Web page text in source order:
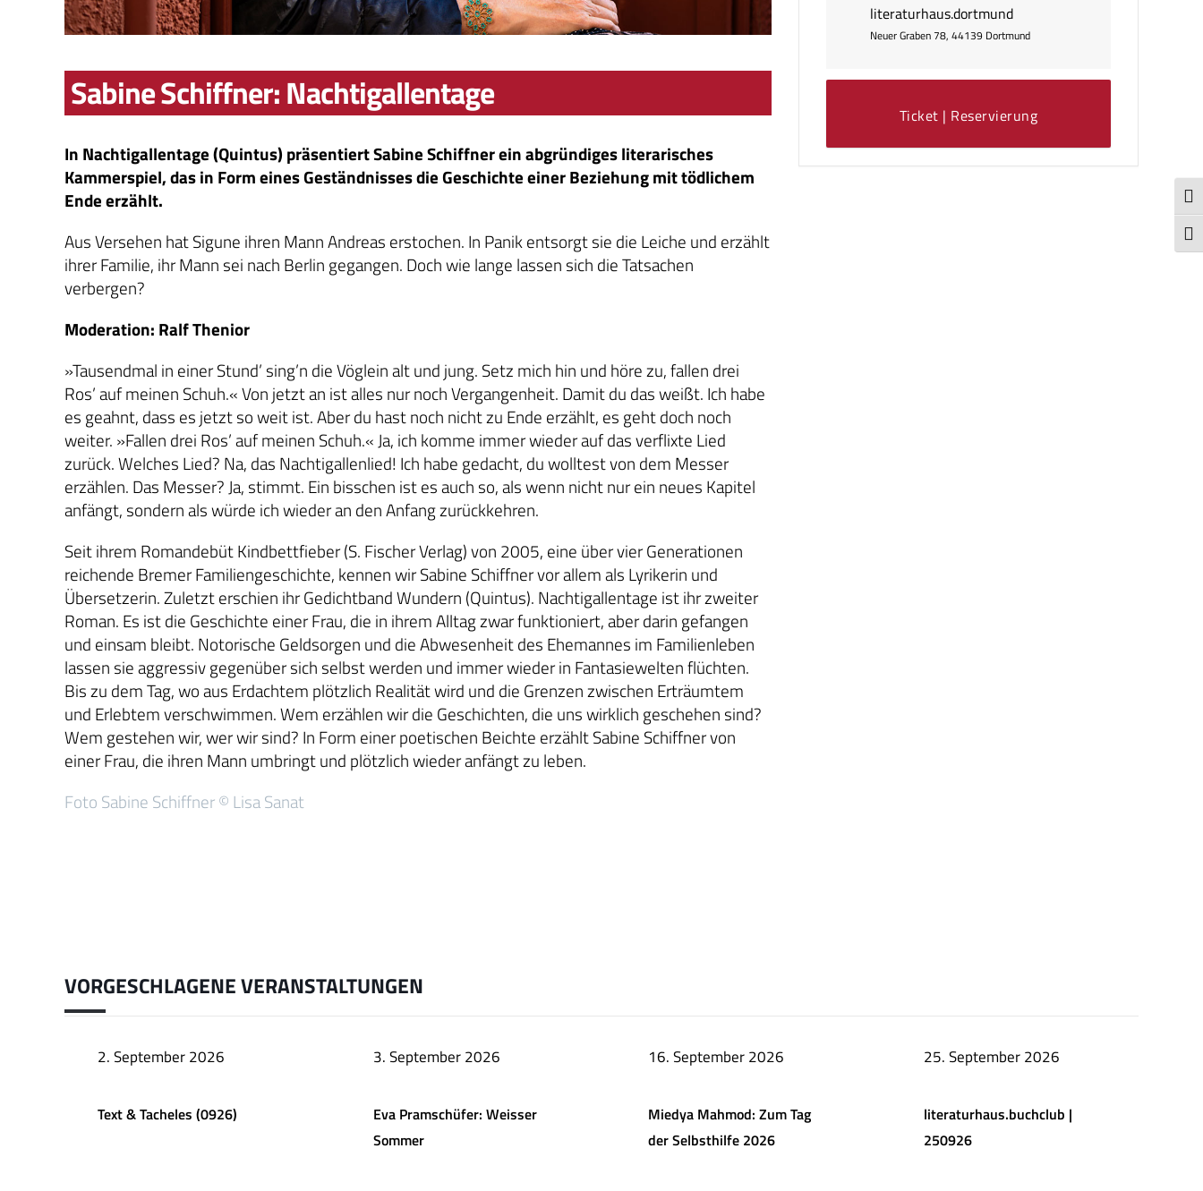
Sabine Schiffner: Nachtigallentage
In Nachtigallentage (Quintus) präsentiert Sabine Schiffner ein abgründiges literarisches
Kammerspiel, das in Form eines Geständnisses die Geschichte einer Beziehung mit tödlichem
Ende erzählt.
Aus Versehen hat Sigune ihren Mann Andreas erstochen. In Panik entsorgt sie die Leiche und erzählt
ihrer Familie, ihr Mann sei nach Berlin gegangen. Doch wie lange lassen sich die Tatsachen
verbergen?
Moderation: Ralf Thenior
»Tausendmal in einer Stund’ sing’n die Vöglein alt und jung. Setz mich hin und höre zu, fallen drei
Ros’ auf meinen Schuh.« Von jetzt an ist alles nur noch Vergangenheit. Damit du das weißt. Ich habe
es geahnt, dass es jetzt so weit ist. Aber du hast noch nicht zu Ende erzählt, es geht doch noch
weiter. »Fallen drei Ros’ auf meinen Schuh.« Ja, ich komme immer wieder auf das verflixte Lied
zurück. Welches Lied? Na, das Nachtigallenlied! Ich habe gedacht, du wolltest von dem Messer
erzählen. Das Messer? Ja, stimmt. Ein bisschen ist es auch so, als wenn nicht nur ein neues Kapitel
anfängt, sondern als würde ich wieder an den Anfang zurückkehren.
Seit ihrem Romandebüt Kindbettfieber (S. Fischer Verlag) von 2005, eine über vier Generationen
reichende Bremer Familiengeschichte, kennen wir Sabine Schiffner vor allem als Lyrikerin und
Übersetzerin. Zuletzt erschien ihr Gedichtband Wundern (Quintus). Nachtigallentage ist ihr zweiter
Roman. Es ist die Geschichte einer Frau, die in ihrem Alltag zwar funktioniert, aber darin gefangen
und einsam bleibt. Notorische Geldsorgen und die Abwesenheit des Ehemannes im Familienleben
lassen sie aggressiv gegenüber sich selbst werden und immer wieder in Fantasiewelten flüchten.
Bis zu dem Tag, wo aus Erdachtem plötzlich Realität wird und die Grenzen zwischen Erträumtem
und Erlebtem verschwimmen. Wem erzählen wir die Geschichten, die uns wirklich geschehen sind?
Wem gestehen wir, wer wir sind? In Form einer poetischen Beichte erzählt Sabine Schiffner von
einer Frau, die ihren Mann umbringt und plötzlich wieder anfängt zu leben.
Foto Sabine Schiffner © Lisa Sanat
literaturhaus.dortmund
Neuer Graben 78, 44139 Dortmund
Ticket | Reservierung
VORGESCHLAGENE VERANSTALTUNGEN
2. September 2026
Text & Tacheles (0926)
3. September 2026
Eva Pramschüfer: Weisser
Sommer
16. September 2026
Miedya Mahmod: Zum Tag
der Selbsthilfe 2026
25. September 2026
literaturhaus.buchclub |
250926